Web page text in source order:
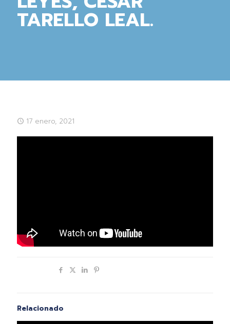
TARELLO LEAL.
17 enero, 2021
Relacionado